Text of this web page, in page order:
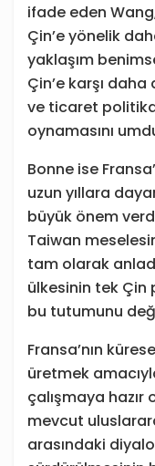
ifade eden
Çin’e yönelik
yaklaşım
Çin’e karşı
ve ticaret
oynamasını
Bonne ise
uzun yıllara
büyük önem
Taiwan
tam olarak
ülkesinin tek Çin
bu tutumunu
Fransa’nın
üretmek
çalışmaya
mevcut
arasındaki